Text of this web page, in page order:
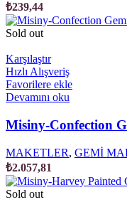
₺239,44
Sold out
Karşılaştır
Hızlı Alışveriş
Favorilere ekle
Devamını oku
Misiny-Confection
MAKETLER, GEMİ
₺2.057,81
Sold out